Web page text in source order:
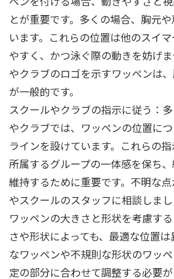
とが重要です。多くの場合、胸元
います。これらの位置は他のスイ
やすく、かつ泳ぐ際の動きを妨げ
やクラブのロゴを示すワッペンは
が一般的です。
スクールやクラブの指示に従う：
やクラブでは、ワッペンの位置に
ラインを設けています。これらの指
所属するグループの一体感を保ち
維持するために重要です。不明な
やスクールのスタッフに相談しまし
ワッペンの大きさと形状を考慮す
さや形状によっても、最適な位置
なワッペンや不規則な形状のワッ
定の部分に合わせて調整する必要